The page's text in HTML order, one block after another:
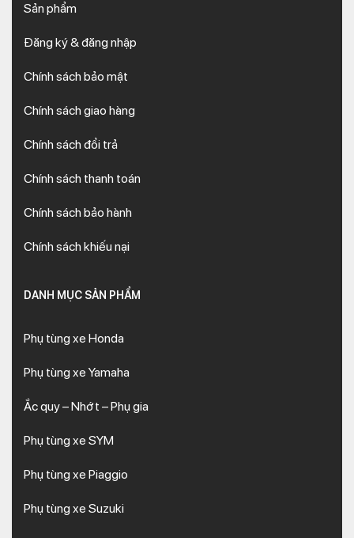
Sản phẩm
Đăng ký & đăng nhập
Chính sách bảo mật
Chính sách giao hàng
Chính sách đổi trả
Chính sách thanh toán
Chính sách bảo hành
Chính sách khiếu nại
DANH MỤC SẢN PHẨM
Phụ tùng xe Honda
Phụ tùng xe Yamaha
Ắc quy – Nhớt – Phụ gia
Phụ tùng xe SYM
Phụ tùng xe Piaggio
Phụ tùng xe Suzuki